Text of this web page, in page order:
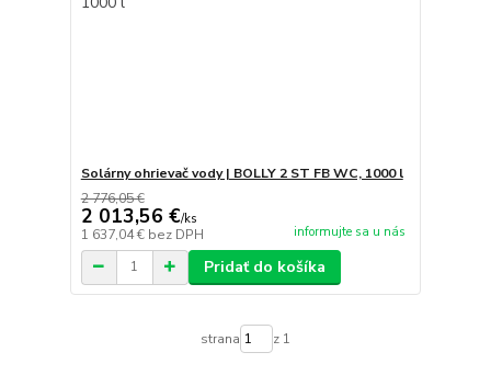
Solárny ohrievač vody | BOLLY 2 ST FB WC, 1000 l
2 776,05 €
2 013,56 €/ks
1 637,04 € bez DPH informujte sa u nás
Pridať do košíka
strana z 1